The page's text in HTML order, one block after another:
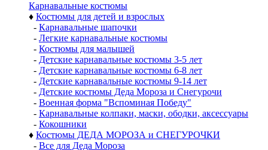
Карнавальные костюмы
♦ Костюмы для детей и взрослых
- Карнавальные шапочки
- Легкие карнавальные костюмы
- Костюмы для малышей
- Детские карнавальные костюмы 3-5 лет
- Детские карнавальные костюмы 6-8 лет
- Детские карнавальные костюмы 9-14 лет
- Детские костюмы Деда Мороза и Снегурочи
- Военная форма "Вспоминая Победу"
- Карнавальные колпаки, маски, ободки, аксессуары
- Кокошники
♦ Костюмы ДЕДА МОРОЗА и СНЕГУРОЧКИ
- Все для Деда Мороза